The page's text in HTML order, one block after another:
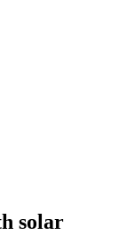
solar